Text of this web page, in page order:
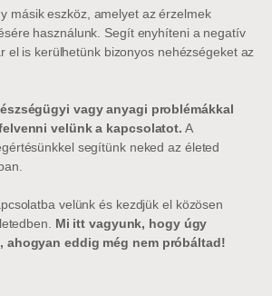
másik eszköz, amelyet az érzelmek
használunk. Segít enyhíteni a negatív
el is kerülhetünk bizonyos nehézségeket az
vagy anyagi problémákkal
velünk a kapcsolatot. A
segítünk neked az életed
velünk és kezdjük el közösen
Mi itt vagyunk, hogy úgy
ahogyan eddig még nem próbáltad!